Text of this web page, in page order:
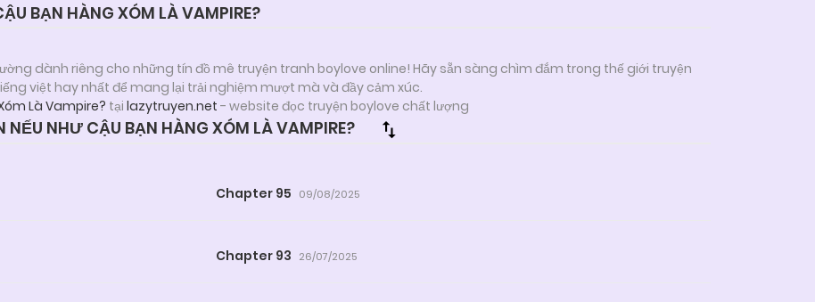
BẠN HÀNG XÓM LÀ VAMPIRE?
dành riêng cho những tín đồ mê truyện tranh boylove online! Hãy sẵn sàng chìm đắm trong thế giới truyện
việt hay nhất để mang lại trải nghiệm mượt mà và đầy cảm xúc.
Là Vampire? tại lazytruyen.net - website đọc truyện boylove chất lượng
NẾU NHƯ CẬU BẠN HÀNG XÓM LÀ VAMPIRE?
Chapter 95 09/08/2025
Chapter 93 26/07/2025